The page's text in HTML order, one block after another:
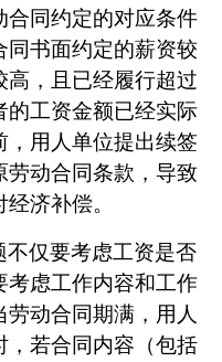
合同约定的对应条件
同书面约定的薪资较
，且已经履行超过
的工资金额已经实际
，用人单位提出续签
劳动合同条款，导致
济补偿。
仅要考虑工资是否
考虑工作内容和工作
劳动合同期满，用人
，若合同内容（包括